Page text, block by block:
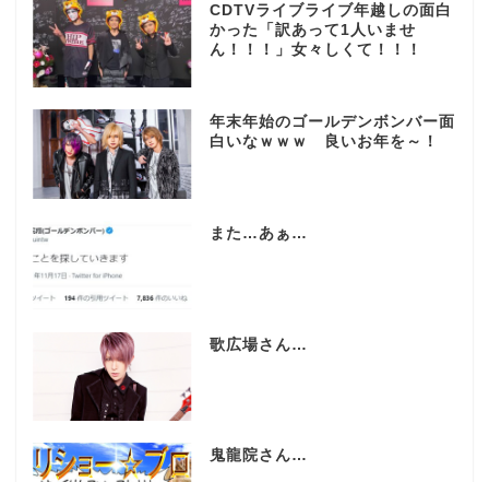
CDTVライブライブ年越しの面白
かった「訳あって1人いませ
ん！！！」女々しくて！！！
年末年始のゴールデンボンバー面
白いなｗｗｗ 良いお年を～！
また…あぁ…
歌広場さん…
鬼龍院さん…